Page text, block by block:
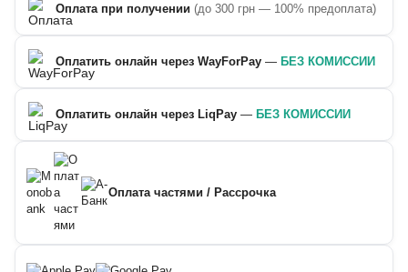
Оплата при получении (до 300 грн — 100% предоплата)
Оплатить онлайн через WayForPay — БЕЗ КОМИССИИ
Оплатить онлайн через LiqPay — БЕЗ КОМИССИИ
Оплата частями / Рассрочка